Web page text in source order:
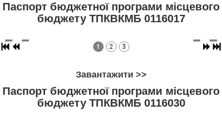
Паспорт бюджетної програми місцевого
бюджету ТПКВКМБ 0116017
1 2 3
Завантажити >>
Паспорт бюджетної програми місцевого
бюджету ТПКВКМБ 0116030